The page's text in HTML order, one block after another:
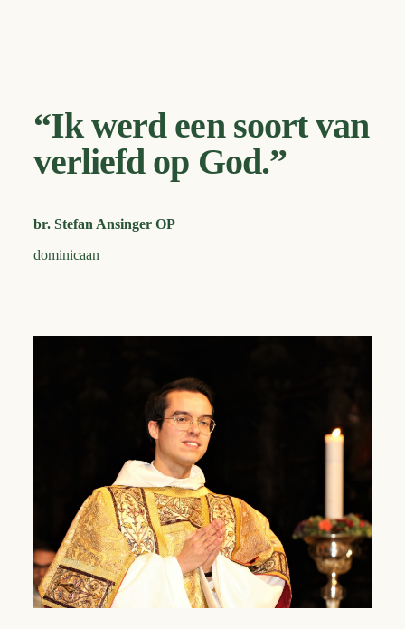
“Ik werd een soort van
verliefd op God.”
br. Stefan Ansinger OP
dominicaan